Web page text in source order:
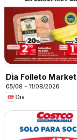
Dia Folleto Market
05/08 - 11/08/2026
Dia